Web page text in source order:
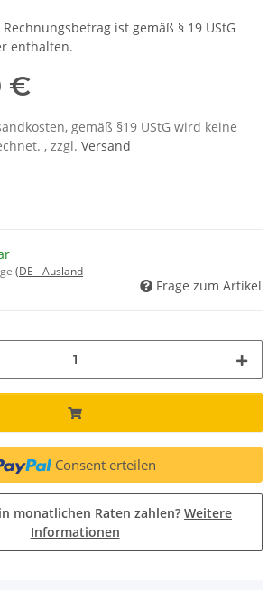
ist gemäß § 19 UStG
enthalten.
€
gemäß §19 UStG wird keine
, zzgl. Versand
(DE - Ausland
Frage zum Artikel
Consent erteilen
monatlichen Raten zahlen? Weitere
Informationen